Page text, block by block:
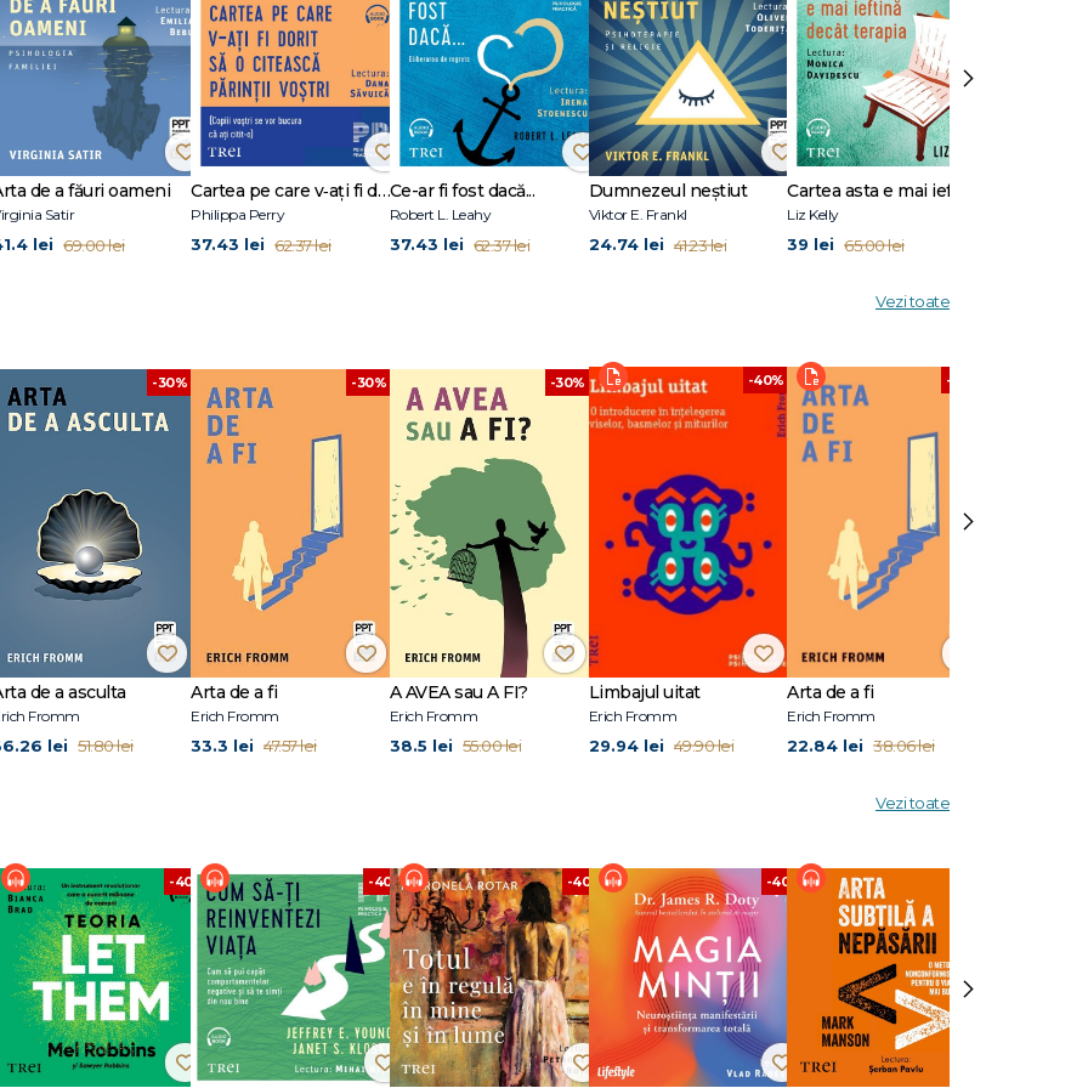
al iubirii. Dacă cineva iubește doar o altă persoană și este indiferent față de
simbiotic sau autocentrare amplificată.
în cadrul Școlii de la Frankfurt, pentru ca în 1933 să emigreze în SUA. La Editura Trei
Zen și psihanaliza.
de a făuri oameni
Satir
lei 69.00 lei
Cartea pe care v‑ați fi dorit să o citească părinții voștri
Philippa Perry
37.43 lei 62.37 lei
Ce-ar fi fost dacă...
Robert L. Leahy
37.43 lei 62.37 lei
Dumnezeul neștiut
Viktor E. Frankl
24.74 lei 41.23 lei
Liz Kelly
39 lei 65.00 lei
›
Vezi toate
-30%
de a asculta
Fromm
lei 51.80 lei
-30%
Arta de a fi
Erich Fromm
33.3 lei 47.57 lei
-30%
A AVEA sau A FI?
Erich Fromm
38.5 lei 55.00 lei
-40%
Limbajul uitat
Erich Fromm
29.94 lei 49.90 lei
-40%
Arta de a fi
Erich Fromm
22.84 lei 38.06 lei
›
Vezi toate
-40% -40% -40% -40%
›